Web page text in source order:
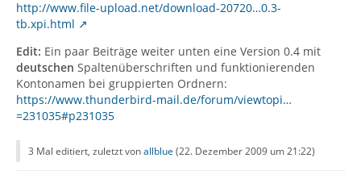
http://www.file-upload.net/download-20720…0.3-
tb.xpi.html
Edit: Ein paar Beiträge weiter unten eine Version 0.4 mit
deutschen Spaltenüberschriften und funktionierenden
Kontonamen bei gruppierten Ordnern:
https://www.thunderbird-mail.de/forum/viewtopi…
=231035#p231035
3 Mal editiert, zuletzt vonallblue (22. Dezember 2009 um 21:22)